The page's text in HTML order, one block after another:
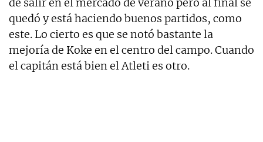
quedó y está haciendo buenos partidos, como
este. Lo cierto es que se notó bastante la
mejoría de Koke en el centro del campo. Cuando
el capitán está bien el Atleti es otro.